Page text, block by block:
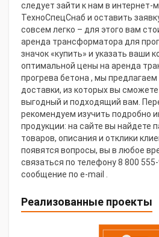
следует зайти к нам в интернет-
ТехноСпецСнаб и оставить
совсем легко – для этого вам
аренда трансформатора для
значок «купить» и указать ваши
оптимальной цены на аренда
прогрева бетона , мы
доставки, из которых вы
выгодный и подходящий вам.
рекомендуем изучить подробно
продукции: на сайте вы найдете
товаров, описания и отклики
появятся вопросы, вы в любое
связаться по телефону 8 800
сообщение по e-mail .
Реализованные проекты